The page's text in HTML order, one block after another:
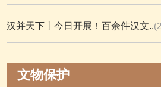
汉并天下丨今日开展！百余件汉文..
文物保护